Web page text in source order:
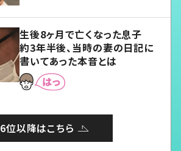
生後8ヶ月で亡くなった息子
約3年半後、当時の妻の日記に
書いてあった本音とは
6位以降はこちら